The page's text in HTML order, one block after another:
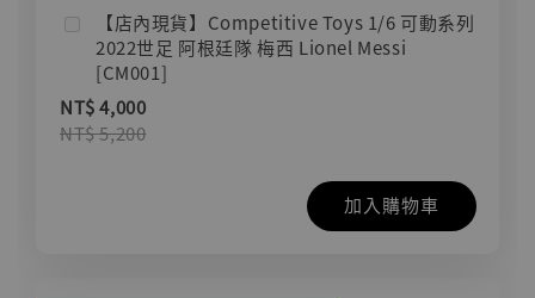
【店內現貨】Competitive Toys 1/6 可動系列
2022世足 阿根廷隊 梅西 Lionel Messi
[CM001]
NT$ 4,000
NT$ 5,200
加入購物車